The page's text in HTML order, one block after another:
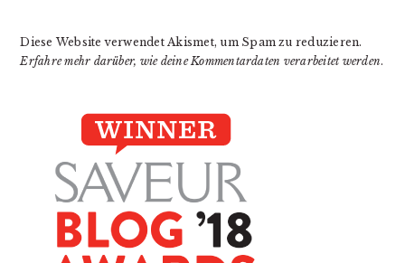
Diese Website verwendet Akismet, um Spam zu reduzieren.
Erfahre mehr darüber, wie deine Kommentardaten verarbeitet werden.
PRIMARY
SIDEBAR